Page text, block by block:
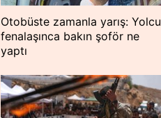
Otobüste zamanla yarış: Yolcu
fenalaşınca bakın şoför ne
yaptı